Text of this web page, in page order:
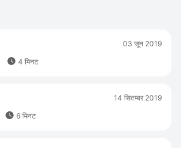
 4 मिनट
03 जून 2019
 6 मिनट
14 सितम्बर 2019